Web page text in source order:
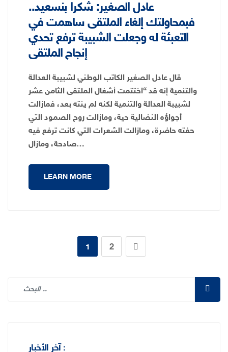
عادل الصغير: شكرا بنسعيد..
فبمحاولتك إلغاء الملتقى ساهمت في
التعبئة له وجعلت الشبيبة ترفع تحدي
إنجاح الملتقى
قال عادل الصغير الكاتب الوطني لشبيبة العدالة
والتنمية إنه قد “اختتمت أشغال الملتقى الثامن عشر
لشبيبة العدالة والتنمية لكنه لم ينته بعد، فمازالت
أجواؤه النضالية حية، ومازالت روح الصمود التي
حفته حاضرة، ومازالت الشعرات التي كانت ترفع فيه
صادحة، ومازال…
LEARN MORE
1 2
آخر الأخبار :